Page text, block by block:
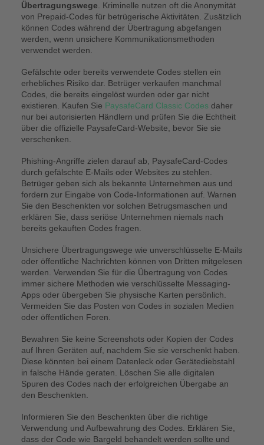
Übertragungswege . Kriminelle nutzen oft die Anonymität
von Prepaid-Codes für betrügerische Aktivitäten. Zusätzlich
können Codes während der Übertragung abgefangen
werden, wenn unsichere Kommunikationsmethoden
verwendet werden.
Gefälschte oder bereits verwendete Codes stellen ein
erhebliches Risiko dar. Betrüger verkaufen manchmal
Codes, die bereits eingelöst wurden oder gar nicht
existieren. Kaufen Sie PaysafeCard Classic Codesdaher
nur bei autorisierten Händlern und prüfen Sie die Echtheit
über die offizielle PaysafeCard-Website, bevor Sie sie
verschenken.
Phishing-Angriffe zielen darauf ab, PaysafeCard-Codes
durch gefälschte E-Mails oder Websites zu stehlen.
Betrüger geben sich als bekannte Unternehmen aus und
fordern zur Eingabe von Code-Informationen auf. Warnen
Sie den Beschenkten vor solchen Betrugsmaschen und
erklären Sie, dass seriöse Unternehmen niemals nach
bereits gekauften Codes fragen.
Unsichere Übertragungswege wie unverschlüsselte E-Mails
oder öffentliche Nachrichten können von Dritten mitgelesen
werden. Verwenden Sie für die Übertragung von Codes
immer sichere Methoden wie verschlüsselte Messaging-
Apps oder übergeben Sie physische Karten persönlich.
Vermeiden Sie das Posten von Codes in sozialen Medien
oder öffentlichen Foren.
Bewahren Sie keine Screenshots oder Kopien der Codes
auf Ihren Geräten auf, nachdem Sie sie verschenkt haben.
Diese könnten bei einem Datenleck oder Gerätediebstahl
in falsche Hände geraten. Löschen Sie alle digitalen
Spuren des Codes nach der erfolgreichen Übergabe an
den Beschenkten.
Informieren Sie den Beschenkten über die richtige
Verwendung und Aufbewahrung des Codes. Erklären Sie,
dass der Code wie Bargeld behandelt werden sollte und